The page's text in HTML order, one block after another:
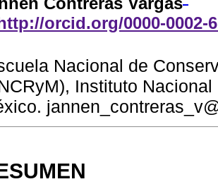
orcid.org/0000-0002-
Nacional de
Instituto